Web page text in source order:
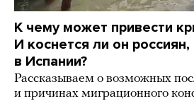
К чему может привести
И коснется ли он
в Испании?
Рассказываем о возможных
и причинах миграционного